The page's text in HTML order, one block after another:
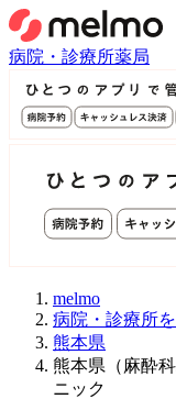
病院・診療所薬局
melmo
病院・診療所
熊本県
熊本県（麻酔
ニック